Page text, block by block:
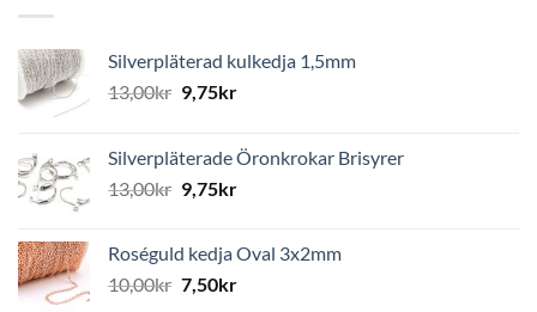
Silverpläterad kulkedja 1,5mm
13,00kr 9,75kr
Silverpläterade Öronkrokar Brisyrer
13,00kr 9,75kr
Roséguld kedja Oval 3x2mm
10,00kr 7,50kr